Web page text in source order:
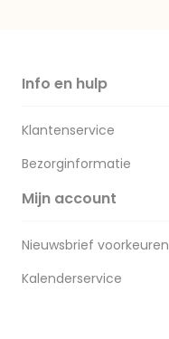
Info en hulp
Klantenservice
Bezorginformatie
Mijn account
Nieuwsbrief voorkeuren
Kalenderservice